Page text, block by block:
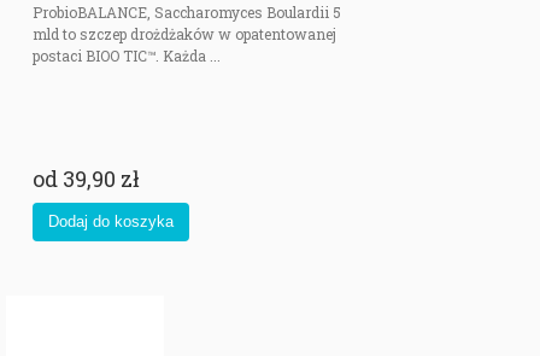
ProbioBALANCE, Saccharomyces Boulardii 5
mld to szczep drożdżaków w opatentowanej
postaci BIOO TIC™. Każda ...
od 39,90 zł